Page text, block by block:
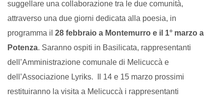
suggellare una collaborazione tra le due comunità,
attraverso una due giorni dedicata alla poesia, in
programma il 28 febbraio a Montemurro e il 1° marzo a
Potenza. Saranno ospiti in Basilicata, rappresentanti
dell’Amministrazione comunale di Melicuccà e
dell’Associazione Lyriks. Il 14 e 15 marzo prossimi
restituiranno la visita a Melicuccà i rappresentanti